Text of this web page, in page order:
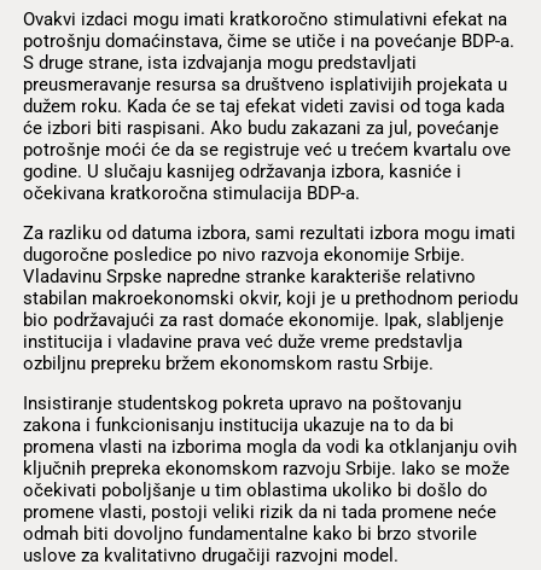
Ovakvi izdaci mogu imati kratkoročno stimulativni efekat na
potrošnju domaćinstava, čime se utiče i na povećanje BDP-a.
S druge strane, ista izdvajanja mogu predstavljati
preusmeravanje resursa sa društveno isplativijih projekata u
dužem roku. Kada će se taj efekat videti zavisi od toga kada
će izbori biti raspisani. Ako budu zakazani za jul, povećanje
potrošnje moći će da se registruje već u trećem kvartalu ove
godine. U slučaju kasnijeg održavanja izbora, kasniće i
očekivana kratkoročna stimulacija BDP-a.
Za razliku od datuma izbora, sami rezultati izbora mogu imati
dugoročne posledice po nivo razvoja ekonomije Srbije.
Vladavinu Srpske napredne stranke karakteriše relativno
stabilan makroekonomski okvir, koji je u prethodnom periodu
bio podržavajući za rast domaće ekonomije. Ipak, slabljenje
institucija i vladavine prava već duže vreme predstavlja
ozbiljnu prepreku bržem ekonomskom rastu Srbije.
Insistiranje studentskog pokreta upravo na poštovanju
zakona i funkcionisanju institucija ukazuje na to da bi
promena vlasti na izborima mogla da vodi ka otklanjanju ovih
ključnih prepreka ekonomskom razvoju Srbije. Iako se može
očekivati poboljšanje u tim oblastima ukoliko bi došlo do
promene vlasti, postoji veliki rizik da ni tada promene neće
odmah biti dovoljno fundamentalne kako bi brzo stvorile
uslove za kvalitativno drugačiji razvojni model.